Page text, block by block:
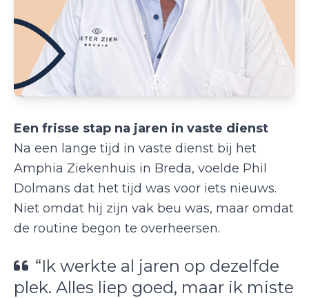
Een frisse stap na jaren in vaste dienst
Na een lange tijd in vaste dienst bij het
Amphia Ziekenhuis in Breda, voelde Phil
Dolmans dat het tijd was voor iets nieuws.
Niet omdat hij zijn vak beu was, maar omdat
de routine begon te overheersen.
“Ik werkte al jaren op dezelfde
plek. Alles liep goed, maar ik miste